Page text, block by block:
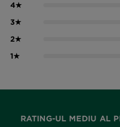
4★
3★
2★
1★
RATING-UL MEDIU AL